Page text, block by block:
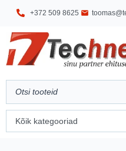
+372 509 8625